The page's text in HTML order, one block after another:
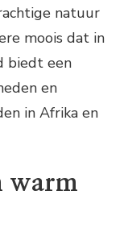
natuur
moois dat in
biedt een
en
in Afrika en
warm